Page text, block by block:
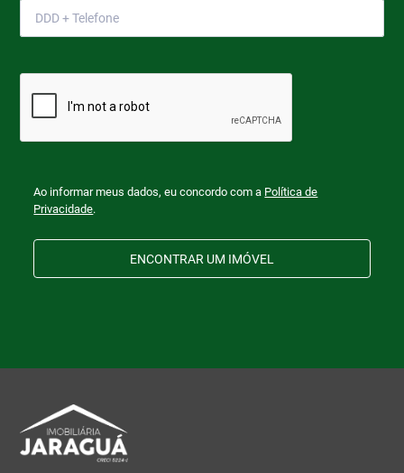
Ao informar meus dados, eu concordo com a Política de
Privacidade.
ENCONTRAR UM IMÓVEL